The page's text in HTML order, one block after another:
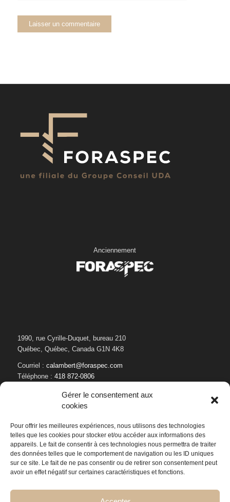
Gérer le consentement aux
cookies
Pour offrir les meilleures expériences, nous utilisons des technologies
telles que les cookies pour stocker et/ou accéder aux informations des
appareils. Le fait de consentir à ces technologies nous permettra de traiter
des données telles que le comportement de navigation ou les ID uniques
sur ce site. Le fait de ne pas consentir ou de retirer son consentement peut
avoir un effet négatif sur certaines caractéristiques et fonctions.
Anciennement
1990, rue Cyrille-Duquet, bureau 210
Québec, Québec, Canada G1N 4K8
Courriel : calambert@foraspec.com
Téléphone : 418 872-0806